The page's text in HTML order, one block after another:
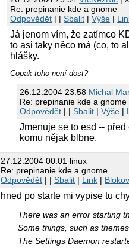
Re: prepinanie kde a gnome
Odpovědět | |Sbalit |Výše |
Já jenom vím, že zatímco
to asi taky něco má (co, to
hlášky.
Copak toho není dost?
26.12.2004 23:58 Michal
Re: prepinanie kde a gnome
Odpovědět | |Sbalit |Výše |
Jmenuje se to esd --
komu nějak blbne.
27.12.2004 00:01 linux
Re: prepinanie kde a gnome
Odpovědět | |Sbalit | Link |
hned po starte mi vypise tu
There was an error starting
Some things, such as
The Settings Daemon